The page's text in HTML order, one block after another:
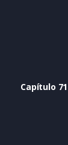
Capítulo 71